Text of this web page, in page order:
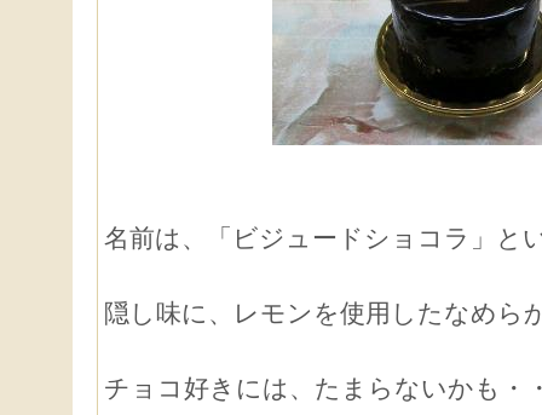
名前は、「ビジュードショコラ」と
隠し味に、レモンを使用したなめら
チョコ好きには、たまらないかも・